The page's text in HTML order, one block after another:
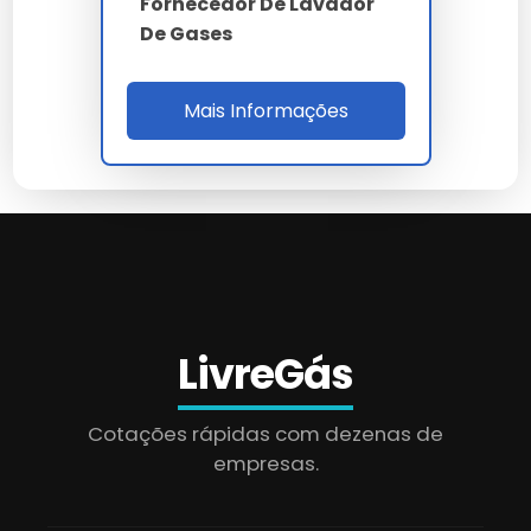
De Gases
Mais Informações
LivreGás
Cotações rápidas com dezenas de
empresas.